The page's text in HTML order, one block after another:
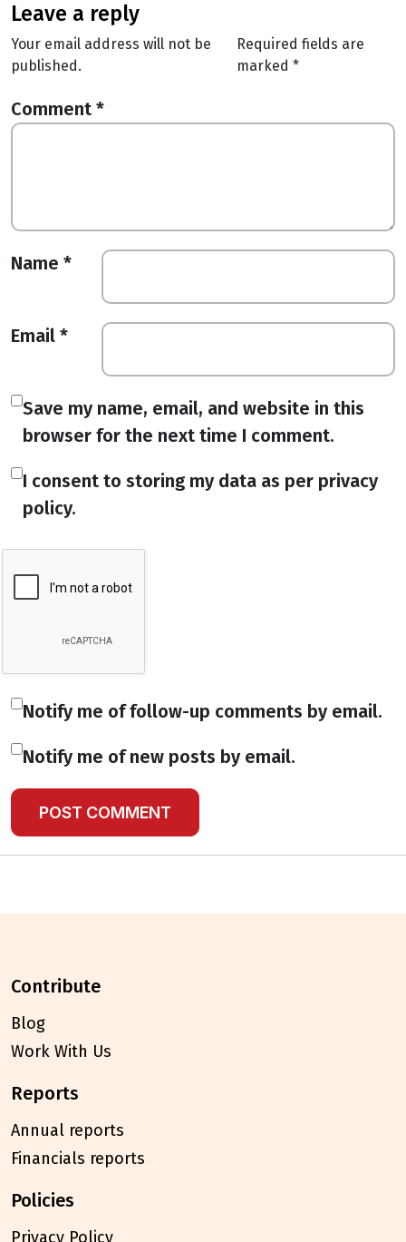
leave a reply
Your email address will not be
published.
Required fields are
marked *
Comment *
Name *
Email *
Save my name, email, and website in this
browser for the next time I comment.
I consent to storing my data as per privacy
policy.
Notify me of follow-up comments by email.
Notify me of new posts by email.
contribute
Blog
Work With Us
reports
Annual reports
Financials reports
policies
Privacy Policy